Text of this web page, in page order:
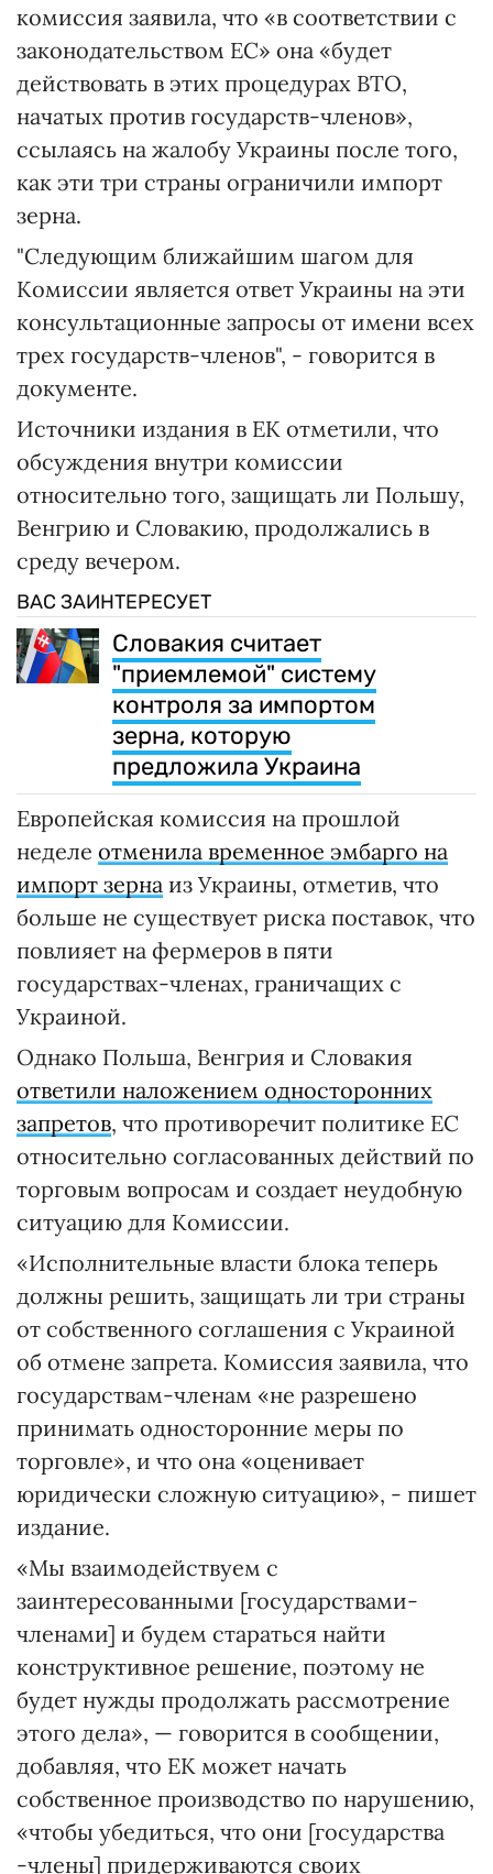
комиссия заявила, что «в соответствии с
законодательством ЕС» она «будет
действовать в этих процедурах ВТО,
начатых против государств-членов»,
ссылаясь на жалобу Украины после того,
как эти три страны ограничили импорт
зерна.
"Следующим ближайшим шагом для
Комиссии является ответ Украины на эти
консультационные запросы от имени всех
трех государств-членов", - говорится в
документе.
Источники издания в ЕК отметили, что
обсуждения внутри комиссии
относительно того, защищать ли Польшу,
Венгрию и Словакию, продолжались в
среду вечером.
ВАС ЗАИНТЕРЕСУЕТ
Словакия считает
"приемлемой" систему
контроля за импортом
зерна, которую
предложила Украина
Европейская комиссия на прошлой
неделе отменила временное эмбарго на
импорт зерна из Украины, отметив, что
больше не существует риска поставок, что
повлияет на фермеров в пяти
государствах-членах, граничащих с
Украиной.
Однако Польша, Венгрия и Словакия
ответили наложением односторонних
запретов, что противоречит политике ЕС
относительно согласованных действий по
торговым вопросам и создает неудобную
ситуацию для Комиссии.
«Исполнительные власти блока теперь
должны решить, защищать ли три страны
от собственного соглашения с Украиной
об отмене запрета. Комиссия заявила, что
государствам-членам «не разрешено
принимать односторонние меры по
торговле», и что она «оценивает
юридически сложную ситуацию», - пишет
издание.
«Мы взаимодействуем с
заинтересованными [государствами-
членами] и будем стараться найти
конструктивное решение, поэтому не
будет нужды продолжать рассмотрение
этого дела», — говорится в сообщении,
добавляя, что ЕК может начать
собственное производство по нарушению,
«чтобы убедиться, что они [государства
-члены] придерживаются своих